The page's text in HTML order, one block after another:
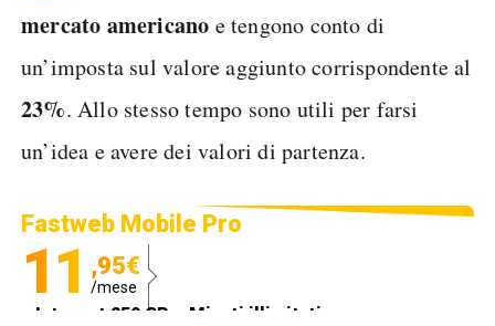
mercato americano e tengono conto di
un’imposta sul valore aggiunto corrispondente al
23%. Allo stesso tempo sono utili per farsi
un’idea e avere dei valori di partenza.
Fastweb Mobile Pro
11 ,95€
/mese
Internet 250 GB e Minuti illimitati